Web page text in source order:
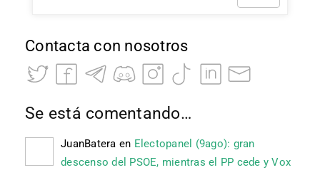
Contacta con nosotros
Se está comentando…
JuanBatera en Electopanel (9ago): gran
descenso del PSOE, mientras el PP cede y Vox